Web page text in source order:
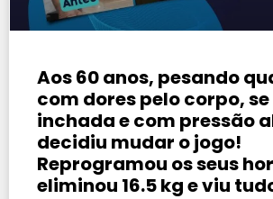
Aos 60 anos, pesando
com dores pelo corpo,
inchada e com pressão
decidiu mudar o jogo!
Reprogramou os seus
eliminou 16.5 kg e viu